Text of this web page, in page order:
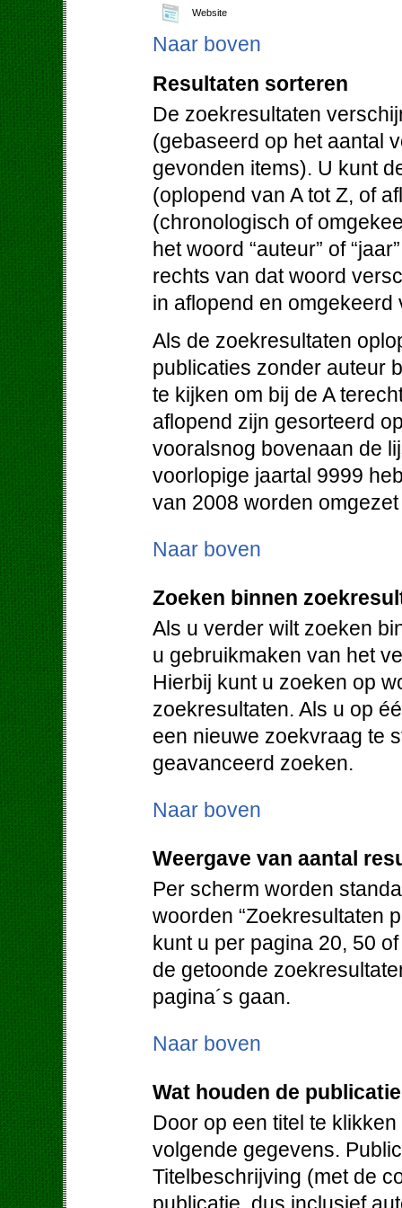
Website
Naar boven
Resultaten sorteren
De zoekresultaten
(gebaseerd op het aantal
gevonden items). U kunt
(oplopend van A tot Z, of
(chronologisch of
het woord “auteur” of
rechts van dat woord
in aflopend en omgekeerd
Als de zoekresultaten
publicaties zonder auteur
te kijken om bij de A
aflopend zijn gesorteerd
vooralsnog bovenaan de
voorlopige jaartal 9999
van 2008 worden
Naar boven
Zoeken binnen
Als u verder wilt zoeken
u gebruikmaken van het
Hierbij kunt u zoeken op
zoekresultaten. Als u op
een nieuwe zoekvraag te
geavanceerd zoeken.
Naar boven
Weergave van aantal
Per scherm worden
woorden “Zoekresultaten
kunt u per pagina 20, 50
de getoonde
pagina´s gaan.
Naar boven
Wat houden de
Door op een titel te
volgende gegevens.
Titelbeschrijving (met de